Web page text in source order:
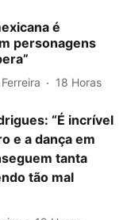
é
personagens
18 Horas
“É incrível
e a dança em
tanta
tão mal